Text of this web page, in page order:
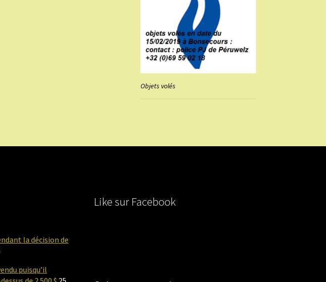
Objets volés
la décision de
puisqu’il
Like sur Facebook